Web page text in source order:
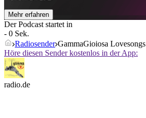
Mehr erfahren
Der Podcast startet in
- 0 Sek.
Radiosender GammaGioiosa Lovesongs
Höre diesen Sender kostenlos in der App:
radio.de